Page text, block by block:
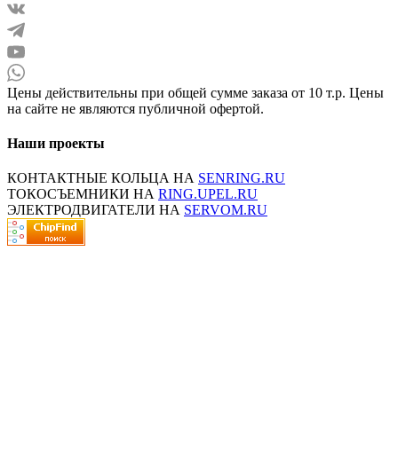
Цены действительны при общей сумме заказа от 10 т.р. Цены
на сайте не являются публичной офертой.
Наши проекты
КОНТАКТНЫЕ КОЛЬЦА НА SENRING.RU
ТОКОСЪЕМНИКИ НА RING.UPEL.RU
ЭЛЕКТРОДВИГАТЕЛИ НА SERVOM.RU